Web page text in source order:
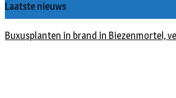
Laatste nieuws
Spreidingswet asielzoekers: hoe zit dat?